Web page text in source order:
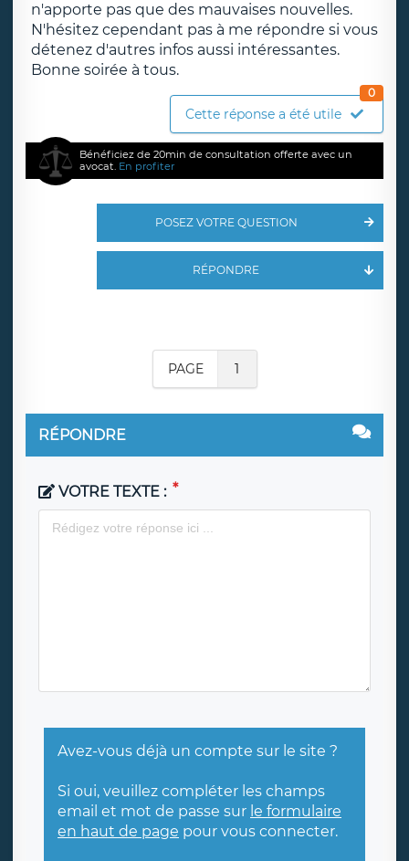
n'apporte pas que des mauvaises nouvelles.
N'hésitez cependant pas à me répondre si vous
détenez d'autres infos aussi intéressantes.
Bonne soirée à tous.
Cette réponse a été utile
0
Bénéficiez de 20min de consultation offerte avec un
avocat. En profiter
POSEZ VOTRE QUESTION
RÉPONDRE
PAGE 1
RÉPONDRE
VOTRE TEXTE :
Avez-vous déjà un compte sur le site ?
Si oui, veuillez compléter les champs
email et mot de passe sur le formulaire
en haut de page pour vous connecter.